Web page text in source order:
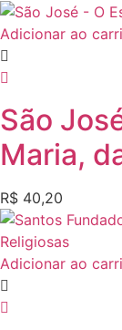
Adicionar ao
São
Maria,
R$ 40,20
Adicionar ao